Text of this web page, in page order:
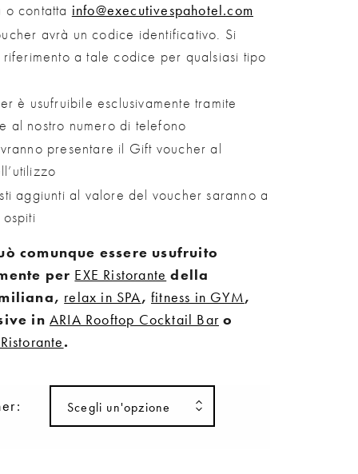
o contatta info@executivespahotel.com
avrà un codice identificativo. Si
a tale codice per qualsiasi tipo
è usufruibile esclusivamente tramite
al nostro numero di telefono
presentare il Gift voucher al
aggiunti al valore del voucher saranno a
comunque essere usufruito
per EXE Ristorante della
relax in SPA,fitness in GYM,
in ARIA Rooftop Cocktail Bar o
.
Scegli un'opzione